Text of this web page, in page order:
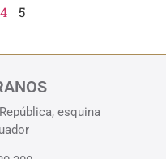
4 5
esquina